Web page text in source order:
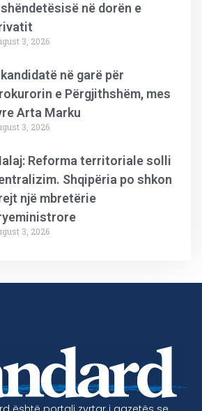
në dorën e
3, 2026
në garë për
e Përgjithshëm, mes
Arta Marku
3, 2026
Reforma territoriale solli
Shqipëria po shkon
një mbretërie
3, 2026